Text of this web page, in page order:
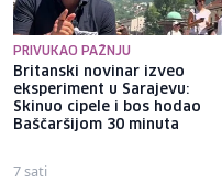
PRIVUKAO PAŽNJU
Britanski novinar izveo
eksperiment u Sarajevu:
Skinuo cipele i bos hodao
Baščaršijom 30 minuta
7 sati